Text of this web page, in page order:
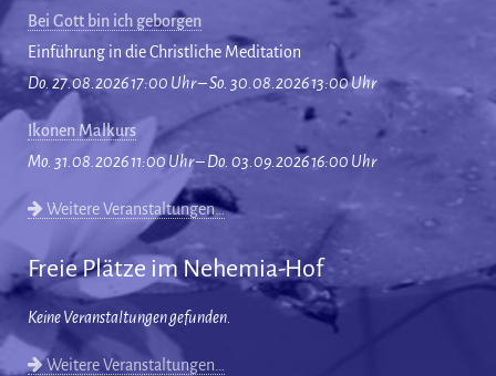
Bei Gott bin ich geborgen
Einführung in die Christliche Meditation
Do. 27.08.2026 17:00 Uhr – So. 30.08.2026 13:00 Uhr
Ikonen Malkurs
Mo. 31.08.2026 11:00 Uhr – Do. 03.09.2026 16:00 Uhr
Weitere Veranstaltungen…
Freie Plätze im Nehemia-Hof
Keine Veranstaltungen gefunden.
Weitere Veranstaltungen…